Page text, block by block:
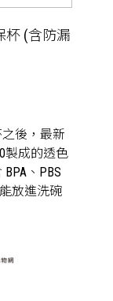
杯 (含防漏
後，最新
製成的透色
、PBS
放進洗碗